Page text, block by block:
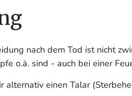
nach dem Tod ist nicht
o.ä. sind - auch bei einer
alternativ einen Talar